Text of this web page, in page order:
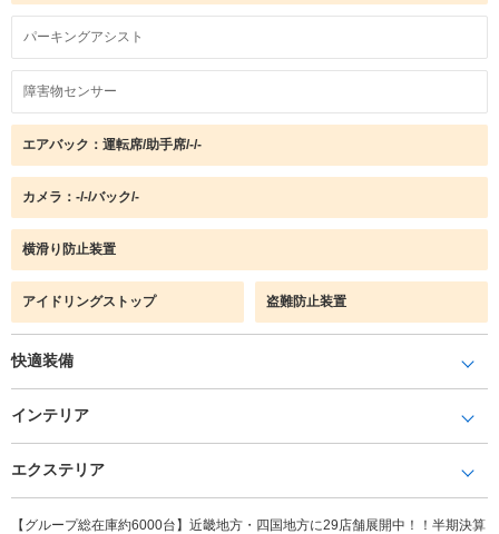
パーキングアシスト
障害物センサー
エアバック：運転席/助手席/-/-
カメラ：-/-/バック/-
横滑り防止装置
アイドリングストップ 盗難防止装置
快適装備
インテリア
エクステリア
【グループ総在庫約6000台】近畿地方・四国地方に29店舗展開中！！半期決算